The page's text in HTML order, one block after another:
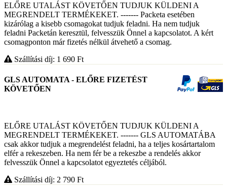
ELŐRE UTALÁST KÖVETŐEN TUDJUK KÜLDENI A
MEGRENDELT TERMÉKEKET. ------- Packeta esetében
kizárólag a kisebb csomagokat tudjuk feladni. Ha nem tudjuk
feladni Packetán keresztül, felvesszük Önnel a kapcsolatot. A kért
csomagponton már fizetés nélkül átvehető a csomag.
Szállítási díj: 1 690 Ft
GLS AUTOMATA - ELŐRE FIZETÉST
KÖVETŐEN
ELŐRE UTALÁST KÖVETŐEN TUDJUK KÜLDENI A
MEGRENDELT TERMÉKEKET. ------- GLS AUTOMATÁBA
csak akkor tudjuk a megrendelést feladni, ha a teljes kosártartalom
elfér a rekeszeben. Ha nem fér be a rekeszbe a rendelés akkor
felvesszük Önnel a kapcsolatot egyeztetés céljából.
Szállítási díj: 2 790 Ft